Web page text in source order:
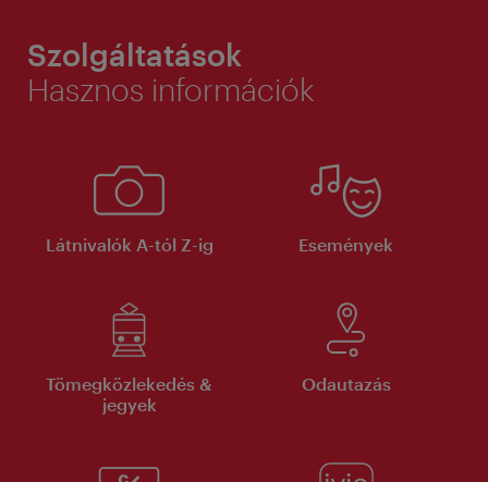
Szolgáltatások
Hasznos információk
Látnivalók A-tól Z-ig Események
Tömegközlekedés &
jegyek
Odautazás